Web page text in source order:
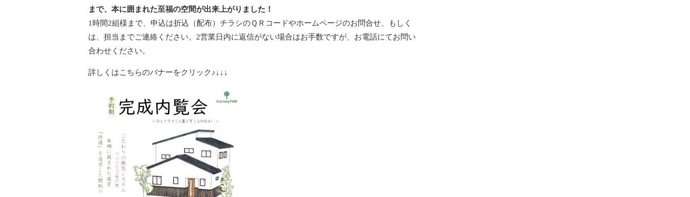
まで、本に囲まれた至福の空間が出来上がりました！
1時間2組様まで、申込は折込（配布）チラシのＱＲコードやホームページのお問合せ、もしく
は、担当までご連絡ください。2営業日内に返信がない場合はお手数ですが、お電話にてお問い
合わせください。
詳しくはこちらのバナーをクリック♪↓↓↓